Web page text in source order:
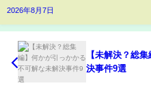
2026年8月7日
【未解決？総
決事件9選